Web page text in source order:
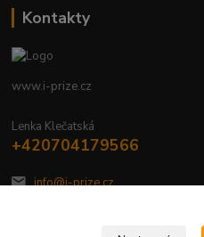
Kontakty
www.i-prize.cz
Lenka Klečatská
+420704179566
info@i-prize.cz